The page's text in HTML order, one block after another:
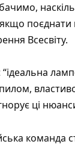
Всесвіту.
ці
команда